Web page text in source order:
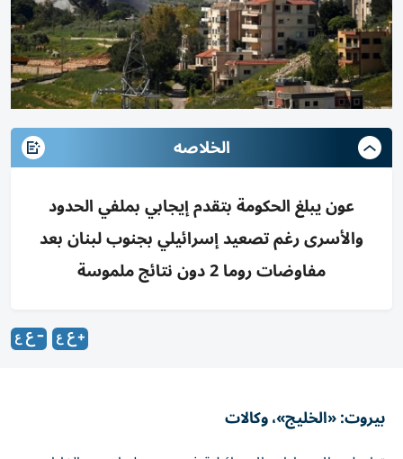
الخلاصه
عون يبلغ الحكومة بتقدم إيجابي بملفي الحدود
والأسرى رغم تصعيد إسرائيلي بجنوب لبنان بعد
مفاوضات روما 2 دون نتائج ملموسة